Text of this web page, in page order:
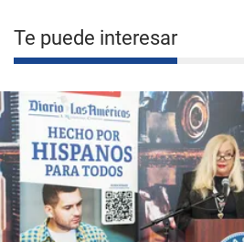
Te puede interesar